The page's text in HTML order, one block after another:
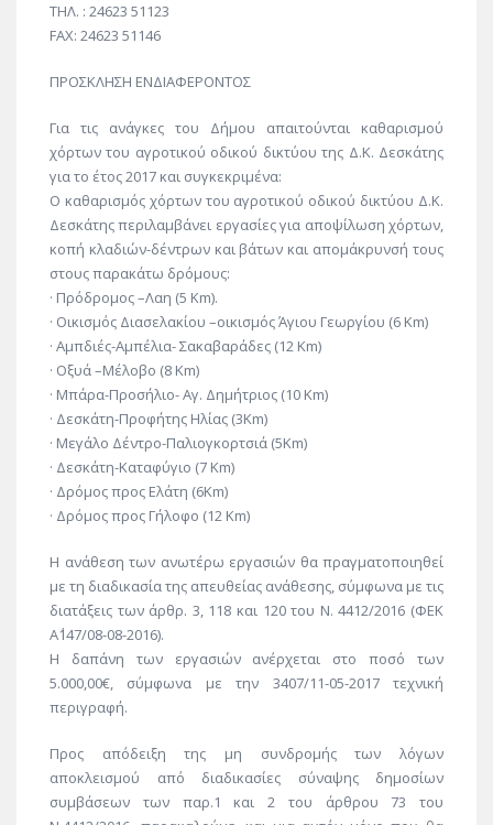
ΤΗΛ. : 24623 51123
FAX: 24623 51146
ΠΡΟΣΚΛΗΣΗ ΕΝΔΙΑΦΕΡΟΝΤΟΣ
Για τις ανάγκες του Δήμου απαιτούνται καθαρισμού
χόρτων του αγροτικού οδικού δικτύου της Δ.Κ. Δεσκάτης
για το έτος 2017 και συγκεκριμένα:
Ο καθαρισμός χόρτων του αγροτικού οδικού δικτύου Δ.Κ.
Δεσκάτης περιλαμβάνει εργασίες για αποψίλωση χόρτων,
κοπή κλαδιών-δέντρων και βάτων και απομάκρυνσή τους
στους παρακάτω δρόμους:
· Πρόδρομος –Λαη (5 Κm).
· Οικισμός Διασελακίου –οικισμός Άγιου Γεωργίου (6 Km)
· Αμπδιές-Αμπέλια- Σακαβαράδες (12 Km)
· Οξυά –Μέλοβο (8 Κm)
· Μπάρα-Προσήλιο- Αγ. Δημήτριος (10 Κm)
· Δεσκάτη-Προφήτης Ηλίας (3Κm)
· Μεγάλο Δέντρο-Παλιογκορτσιά (5Κm)
· Δεσκάτη-Καταφύγιο (7 Κm)
· Δρόμος προς Ελάτη (6Κm)
· Δρόμος προς Γήλοφο (12 Κm)
Η ανάθεση των ανωτέρω εργασιών θα πραγματοποιηθεί
με τη διαδικασία της απευθείας ανάθεσης, σύμφωνα με τις
διατάξεις των άρθρ. 3, 118 και 120 του Ν. 4412/2016 (ΦΕΚ
Α΄147/08-08-2016).
Η δαπάνη των εργασιών ανέρχεται στο ποσό των
5.000,00€, σύμφωνα με την 3407/11-05-2017 τεχνική
περιγραφή.
Προς απόδειξη της μη συνδρομής των λόγων
αποκλεισμού από διαδικασίες σύναψης δημοσίων
συμβάσεων των παρ.1 και 2 του άρθρου 73 του